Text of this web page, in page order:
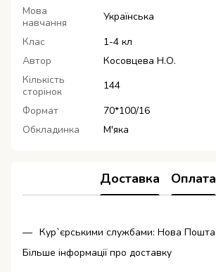
Мова
навчання
Українська
Клас
1-4 кл
Автор
Косовцева Н.О.
Кількість
сторінок
144
Формат
70*100/16
Обкладинка
М'яка
Доставка Оплата
Кур`єрськими службами: Нова Пошта
Більше інформації про доставку